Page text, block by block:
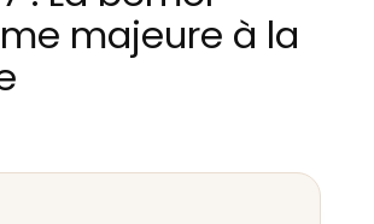
majeure à la